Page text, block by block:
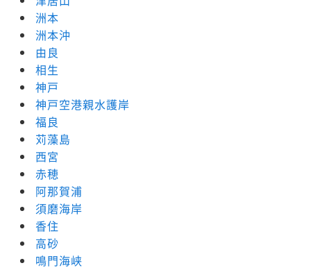
洲本
洲本沖
由良
相生
神戸
神戸空港親水護岸
福良
苅藻島
西宮
赤穂
阿那賀浦
須磨海岸
香住
高砂
鳴門海峡